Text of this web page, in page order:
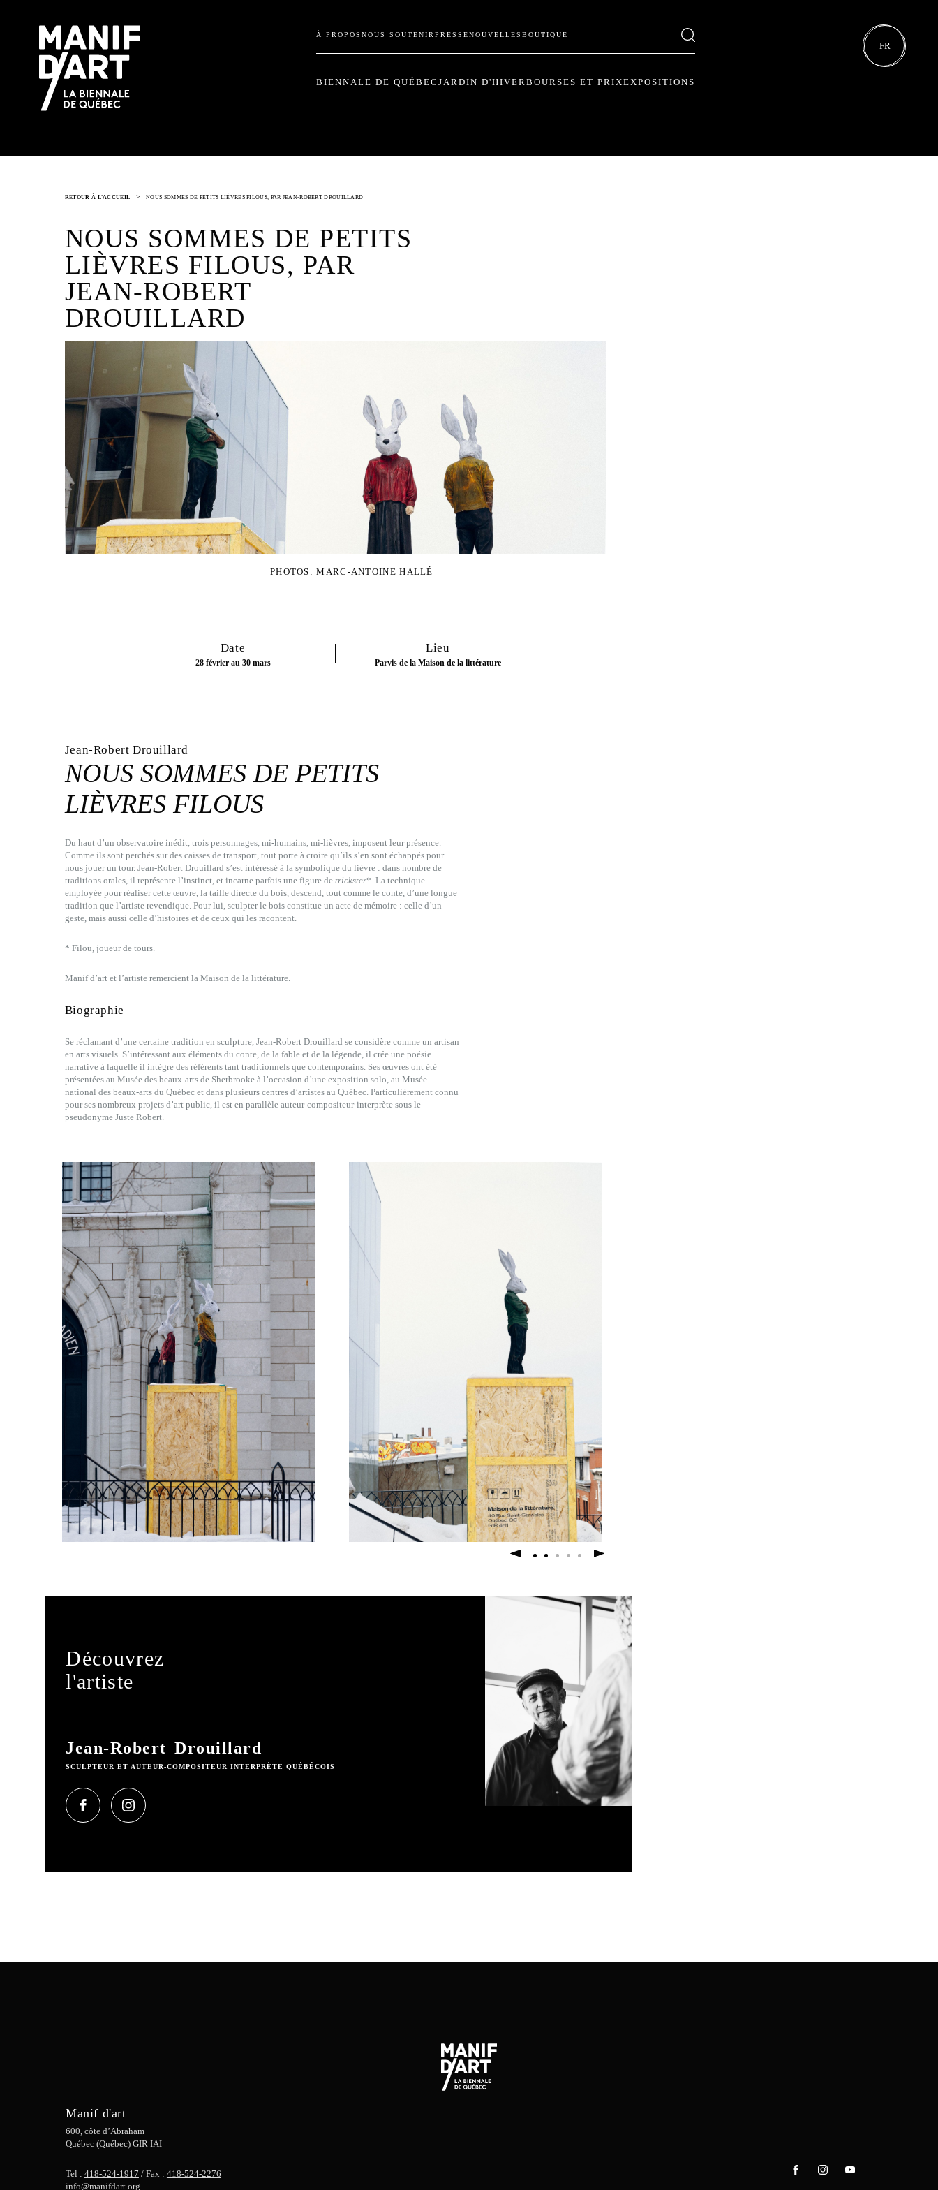
À PROPOS NOUS SOUTENIR PRESSENOUVELLES BOUTIQUE
BIENNALE DE QUÉBEC JARDIN D'HIVERBOURSES ET PRIXEXPOSITIONS
FR
RETOUR À L'ACCUEIL > NOUS SOMMES DE PETITS LIÈVRES FILOUS, PAR JEAN-ROBERT DROUILLARD
NOUS SOMMES DE PETITS
LIÈVRES FILOUS, PAR
JEAN-ROBERT
DROUILLARD
PHOTOS: MARC-ANTOINE HALLÉ
Date
28 février au 30 mars
Lieu
Parvis de la Maison de la littérature
Jean-Robert Drouillard
NOUS SOMMES DE PETITS
LIÈVRES FILOUS
Du haut d’un observatoire inédit, trois personnages, mi-humains, mi-lièvres, imposent leur présence.
Comme ils sont perchés sur des caisses de transport, tout porte à croire qu’ils s’en sont échappés pour
nous jouer un tour. Jean-Robert Drouillard s’est intéressé à la symbolique du lièvre : dans nombre de
traditions orales, il représente l’instinct, et incarne parfois une figure de trickster*. La technique
employée pour réaliser cette œuvre, la taille directe du bois, descend, tout comme le conte, d’une longue
tradition que l’artiste revendique. Pour lui, sculpter le bois constitue un acte de mémoire : celle d’un
geste, mais aussi celle d’histoires et de ceux qui les racontent.
* Filou, joueur de tours.
Manif d’art et l’artiste remercient la Maison de la littérature.
Biographie
Se réclamant d’une certaine tradition en sculpture, Jean-Robert Drouillard se considère comme un artisan
en arts visuels. S’intéressant aux éléments du conte, de la fable et de la légende, il crée une poésie
narrative à laquelle il intègre des référents tant traditionnels que contemporains. Ses œuvres ont été
présentées au Musée des beaux-arts de Sherbrooke à l’occasion d’une exposition solo, au Musée
national des beaux-arts du Québec et dans plusieurs centres d’artistes au Québec. Particulièrement connu
pour ses nombreux projets d’art public, il est en parallèle auteur-compositeur-interprète sous le
pseudonyme Juste Robert.
Découvrez
l'artiste
Jean-Robert Drouillard
SCULPTEUR ET AUTEUR-COMPOSITEUR INTERPRÈTE QUÉBÉCOIS
Manif d'art
600, côte d’Abraham
Québec (Québec) GIR IAI
Tel : 418-524-1917 / Fax : 418-524-2276
info@manifdart.org